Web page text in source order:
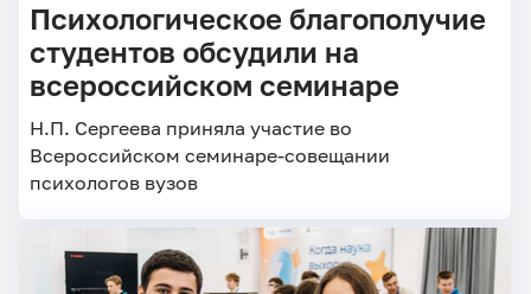
Психологическое благополучие
студентов обсудили на
всероссийском семинаре
Н.П. Сергеева приняла участие во
Всероссийском семинаре-совещании
психологов вузов